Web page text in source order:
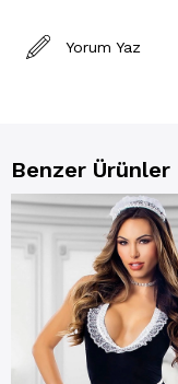
Yorum Yaz
Benzer Ürünler